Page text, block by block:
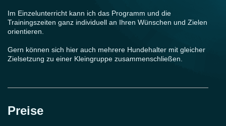
Im Einzelunterricht kann ich das Programm und die
Trainingszeiten ganz individuell an Ihren Wünschen und Zielen
orientieren.
Gern können sich hier auch mehrere Hundehalter mit gleicher
Zielsetzung zu einer Kleingruppe zusammenschließen.
Preise